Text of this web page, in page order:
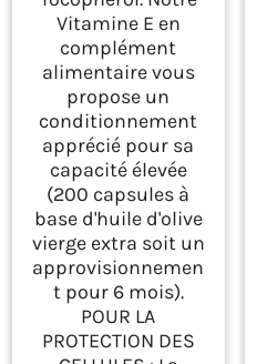
Vitamine E en
complément
alimentaire vous
propose un
conditionnement
apprécié pour sa
capacité élevée
(200 capsules à
base d'huile d'olive
vierge extra soit un
approvisionnemen
t pour 6 mois).
POUR LA
PROTECTION DES